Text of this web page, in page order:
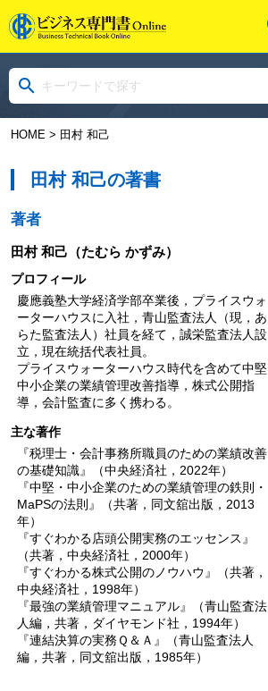
HOME> 田村 和己
田村 和己の著書
著者
田村 和己 （たむら かずみ）
プロフィール
慶應義塾大学経済学部卒業後，プライスウォ
ーターハウスに入社，青山監査法人（現，あ
らた監査法人）社員を経て，誠栄監査法人設
立，現在統括代表社員。
プライスウォーターハウス時代を含めて中堅
中小企業の業績管理改善指導，株式公開指
導，会計監査に多く携わる。
主な著作
『税理士・会計事務所職員のための業績改善
の基礎知識』（中央経済社，2022年）
『中堅・中小企業のための業績管理の鉄則・
MaPSの法則』（共著，同文舘出版，2013
年）
『すぐわかる店頭公開実務のエッセンス』
（共著，中央経済社，2000年）
『すぐわかる株式公開のノウハウ』（共著，
中央経済社，1998年）
『最強の業績管理マニュアル』（青山監査法
人編，共著，ダイヤモンド社，1994年）
『連結決算の実務Ｑ＆Ａ』（青山監査法人
編，共著，同文舘出版，1985年）